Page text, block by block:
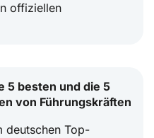
offiziellen
5 besten und die 5
von Führungskräften
deutschen Top-